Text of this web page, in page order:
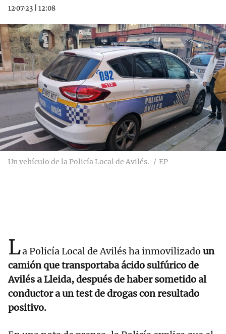
12·07·23
12:08
Un vehículo de la Policía Local de Avilés. EP
La Policía Local de Avilés ha inmovilizado un
camión que transportaba ácido sulfúrico de
Avilés a Lleida, después de haber sometido al
conductor a un test de drogas con resultado
positivo.